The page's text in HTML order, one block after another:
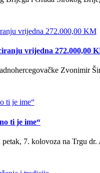
vrijedna 272.000,00
Zvonimir
ti je ime“
7. kolovoza na Trgu dr.